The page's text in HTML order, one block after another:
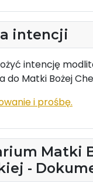
intencji
intencję
do Matki Bożej
i prośbę.
Matki
-